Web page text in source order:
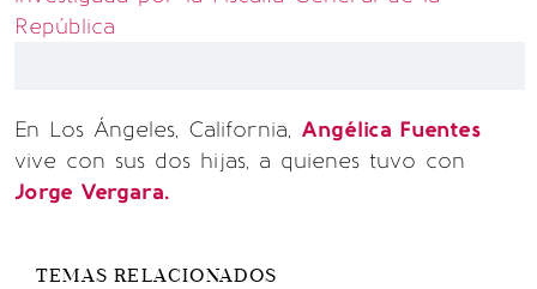
República
En Los Ángeles, California, Angélica Fuentes
vive con sus dos hijas, a quienes tuvo con
Jorge Vergara.
TEMAS RELACIONADOS